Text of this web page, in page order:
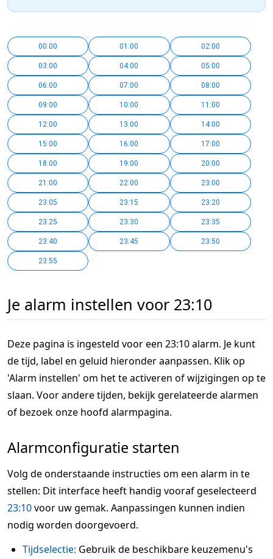
00:00 01:00 02:00
03:00 04:00 05:00
06:00 07:00 08:00
09:00 10:00 11:00
12:00 13:00 14:00
15:00 16:00 17:00
18:00 19:00 20:00
21:00 22:00 23:00
23:05 23:15 23:20
23:25 23:30 23:35
23:40 23:45 23:50
23:55
Je alarm instellen voor 23:10
Deze pagina is ingesteld voor een 23:10 alarm. Je kunt
de tijd, label en geluid hieronder aanpassen. Klik op
'Alarm instellen' om het te activeren of wijzigingen op te
slaan. Voor andere tijden, bekijk gerelateerde alarmen
of bezoek onze hoofd alarmpagina.
Alarmconfiguratie starten
Volg de onderstaande instructies om een alarm in te
stellen: Dit interface heeft handig vooraf geselecteerd
23:10voor uw gemak. Aanpassingen kunnen indien
nodig worden doorgevoerd.
Tijdselectie: Gebruik de beschikbare keuzemenu's